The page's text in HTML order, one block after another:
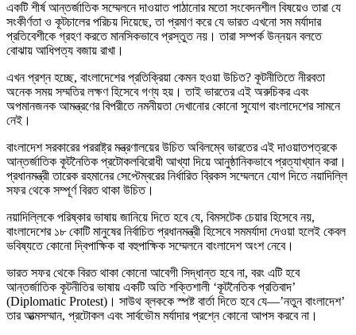
একটি শীর্ষ আন্তর্জাতিক সম্মেলনে দাওয়াত পাঠানোর মতো সংবেদনশীল বিষয়েও তারা যে
সংকীর্ণতা ও কূটচালের পরিচয় দিয়েছে, তা প্রমাণ করে যে ভারত এখনো সম মর্যাদার
প্রতিবেশীকে গ্রহণ করতে মানসিকভাবে প্রস্তুত নয়। তারা সম্পর্ক উন্নয়ন বলতে
বোঝায় আধিপত্য বজায় রাখা।
এখন প্রশ্ন হচ্ছে, বাংলাদেশের প্রতিক্রিয়া কেমন হওয়া উচিত? কূটনীতিতে নীরবতা
অনেক সময় সম্মতির লক্ষণ হিসেবে গণ্য হয়। তাই ভারতের এই অরুচিকর এবং
অপমানজনক আমন্ত্রণের বিপরীতে নমনীয়তা দেখানোর কোনো সুযোগ বাংলাদেশের সামনে
নেই।
বাংলাদেশ সরকারের পররাষ্ট্র মন্ত্রণালয়ের উচিত অবিলম্বে ভারতের এই দাওয়াতপত্রকে
আন্তর্জাতিক কূটনৈতিক প্রটোকলবিরোধী আখ্যা দিয়ে আনুষ্ঠানিকভাবে প্রত্যাখ্যান করা।
প্রধানমন্ত্রী তারেক রহমানের সেপ্টেম্বরের নির্ধারিত ব্রিকস সম্মেলনে যোগ দিতে নয়াদিল্লি
সফর থেকে সম্পূর্ণ বিরত থাকা উচিত।
নয়াদিল্লিকে পরিষ্কার ভাষায় জানিয়ে দিতে হবে যে, বিমসটেক চেয়ার হিসেবে নয়,
বাংলাদেশের ১৮ কোটি মানুষের নির্বাচিত প্রধানমন্ত্রী হিসেবে সমমর্যাদা দেওয়া হলেই কেবল
ভবিষ্যতে কোনো দ্বিপাক্ষিক বা বহুপাক্ষিক সম্মেলনে বাংলাদেশ অংশ নেবে।
ভারত সফর থেকে বিরত থাকা কোনো আবেগী সিদ্ধান্ত হবে না, বরং এটি হবে
আন্তর্জাতিক কূটনীতির ভাষায় একটি অতি শক্তিশালী ‘কূটনৈতিক প্রতিবাদ’
(Diplomatic Protest)। সাউথ ব্লককে স্পষ্ট বার্তা দিতে হবে যে—’নতুন বাংলাদেশ’
তার আত্মসম্মান, প্রটোকল এবং সার্বভৌম মর্যাদার প্রশ্নে কোনো আপস করবে না।